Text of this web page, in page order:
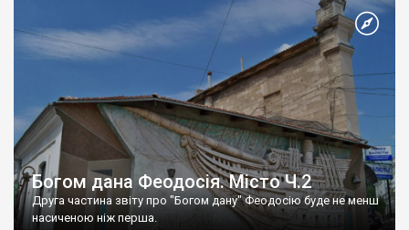
Богом дана Феодосія. Місто Ч.2
Друга частина звіту про "Богом дану" Феодосію буде не менш
насиченою ніж перша.